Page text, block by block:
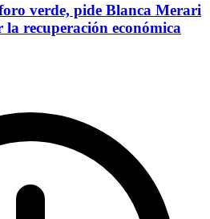
verde, pide Blanca Merari
recuperación económica